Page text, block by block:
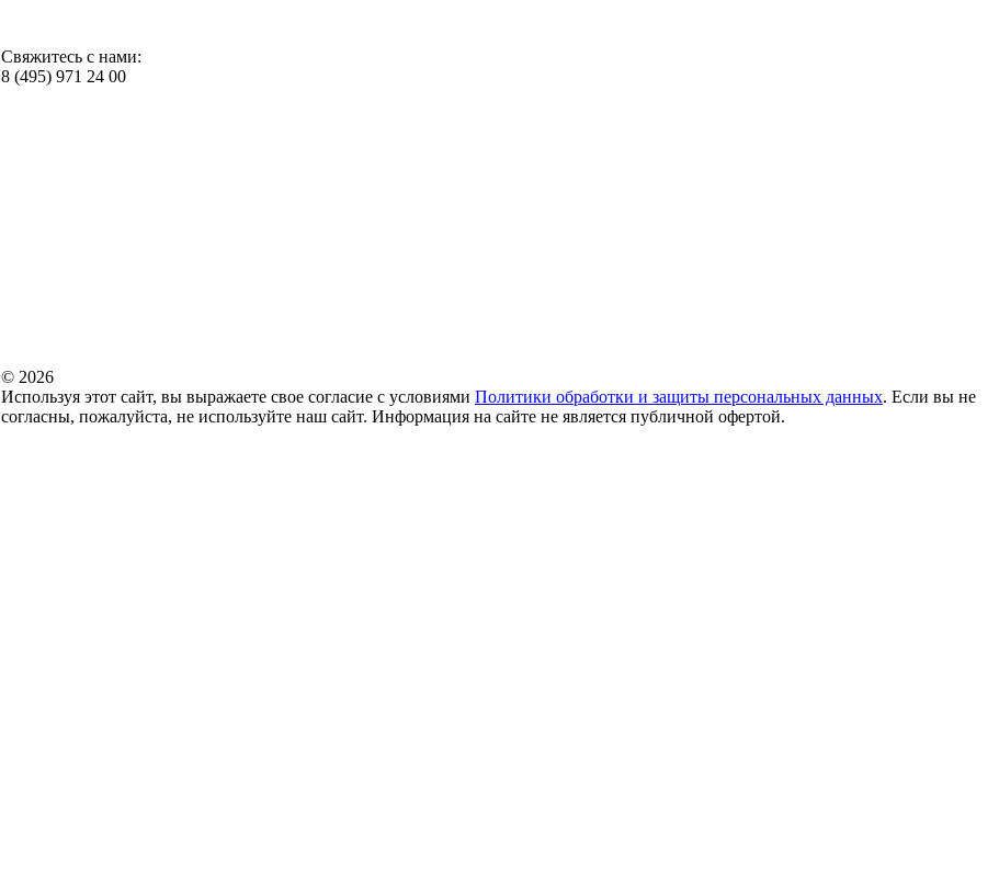
Свяжитесь с нами:
8 (495) 971 24 00
© 2026
Используя этот сайт, вы выражаете свое согласие с условиями Политики обработки и защиты персональных данных. Если вы не
согласны, пожалуйста, не используйте наш сайт. Информация на сайте не является публичной офертой.